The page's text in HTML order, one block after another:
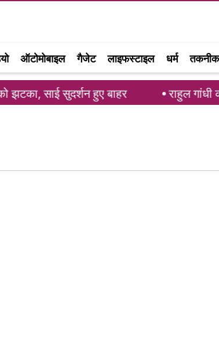
ऑटोमोबाइल गैजेट लाइफस्टाइल धर्म तकनीक
साई सुदर्शन हुए बाहर राहुल गांधी